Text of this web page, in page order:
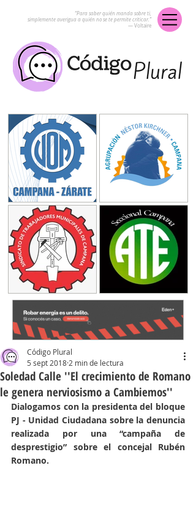
“Para saber quién manda sobre ti,
simplemente averigua a quién no se te permite criticar.”
― Voltaire
Soledad Calle ''El crecimiento de Romano
le genera nerviosismo a Cambiemos''
Código Plural
5 sept 2018 2 min de lectura
Dialogamos con la presidenta del bloque
PJ - Unidad Ciudadana sobre la denuncia
realizada por una “campaña de
desprestigio” sobre el concejal Rubén
Romano.